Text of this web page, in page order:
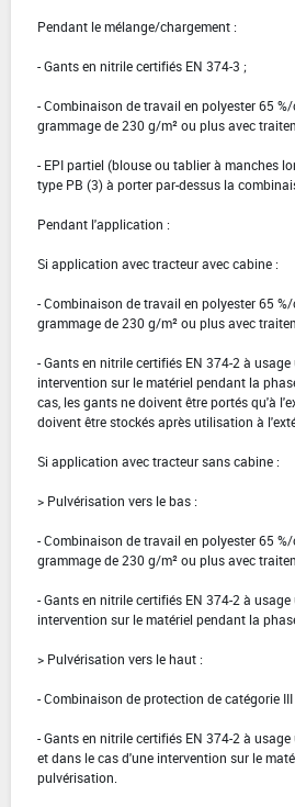
Pendant le mélange/chargement :
- Gants en nitrile certifiés EN 374-3 ;
- Combinaison de travail en polyester 65
grammage de 230 g/m² ou plus avec
- EPI partiel (blouse ou tablier à manches
type PB (3) à porter par-dessus la
Pendant l'application :
Si application avec tracteur avec cabine :
- Combinaison de travail en polyester 65
grammage de 230 g/m² ou plus avec
- Gants en nitrile certifiés EN 374-2 à
intervention sur le matériel pendant la
cas, les gants ne doivent être portés qu'à
doivent être stockés après utilisation à
Si application avec tracteur sans cabine :
> Pulvérisation vers le bas :
- Combinaison de travail en polyester 65
grammage de 230 g/m² ou plus avec
- Gants en nitrile certifiés EN 374-2 à
intervention sur le matériel pendant la
> Pulvérisation vers le haut :
- Combinaison de protection de catégorie
- Gants en nitrile certifiés EN 374-2 à
et dans le cas d'une intervention sur le
pulvérisation.